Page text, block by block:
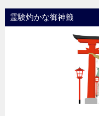
ビ
ゲ
霊験灼かな御神籤